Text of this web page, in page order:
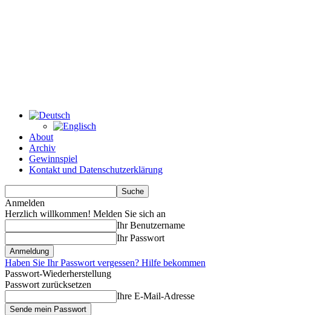
About
Archiv
Gewinnspiel
Kontakt und Datenschutzerklärung
Anmelden
Herzlich willkommen! Melden Sie sich an
Ihr Benutzername
Ihr Passwort
Haben Sie Ihr Passwort vergessen? Hilfe bekommen
Passwort-Wiederherstellung
Passwort zurücksetzen
Ihre E-Mail-Adresse